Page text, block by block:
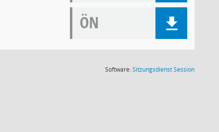
ÖN
Software:SitzungsdienstSession(Wird in